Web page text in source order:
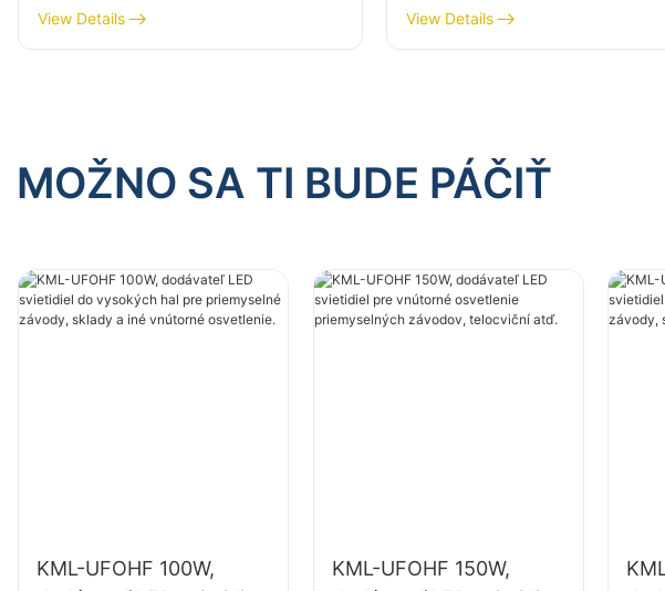
s výkonom 100 W pre vnútorné
priestory v továrňach, skladoch
View Details
s výkonom 100 W pre
priestory v továrňach,
View Details
MOŽNO SA TI BUDE PÁČIŤ
KML-UFOHF 100W,
KML-UFOHF 150W,